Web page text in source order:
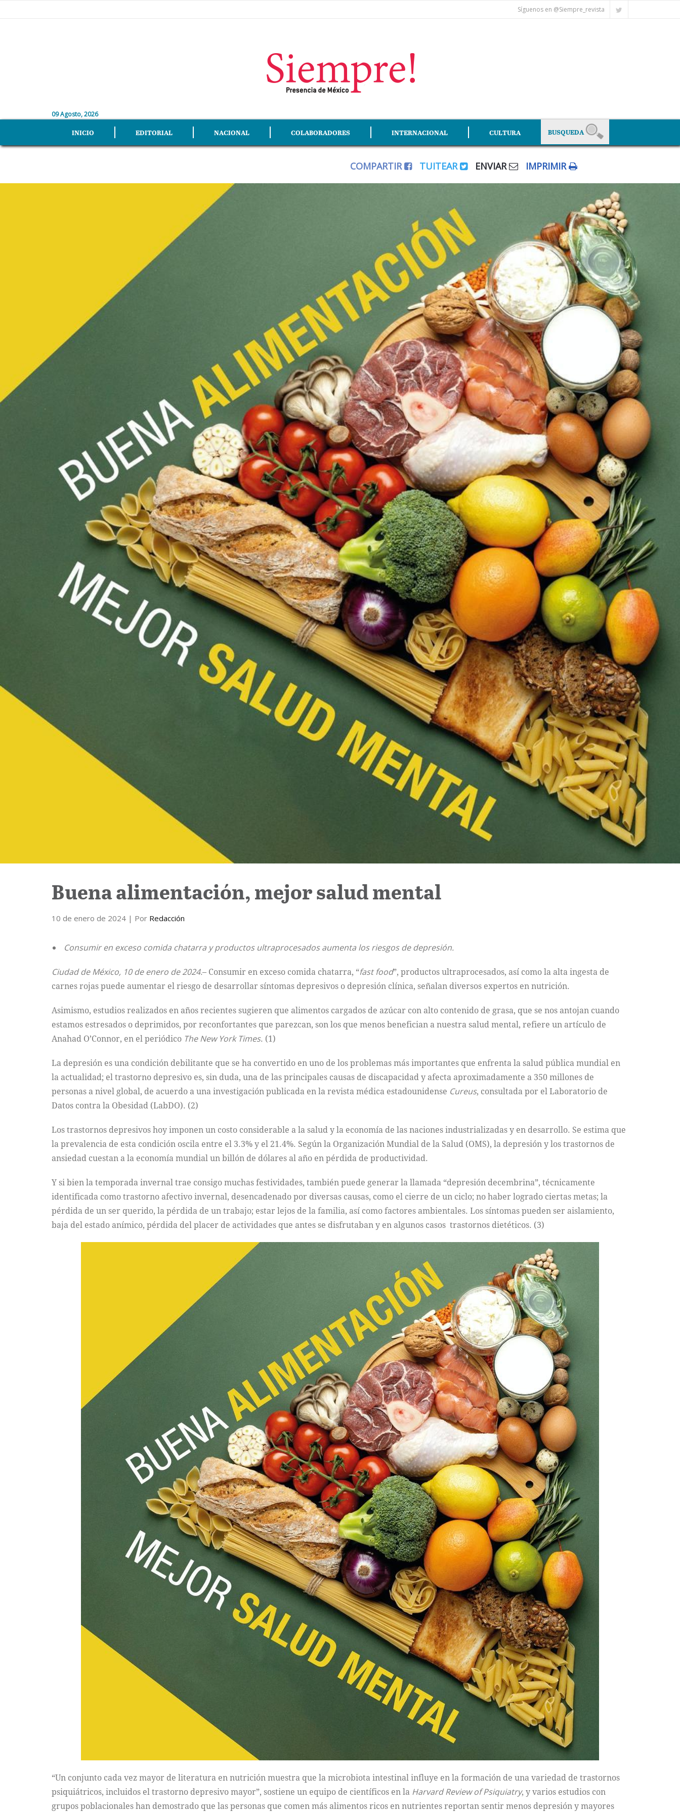
Síguenos en @Siempre_revista
09 Agosto, 2026
INICIO EDITORIAL NACIONAL COLABORADORES INTERNACIONAL CULTURA
COMPARTIR TUITEAR ENVIAR IMPRIMIR
Buena alimentación, mejor salud mental
10 de enero de 2024 | Por Redacción
Consumir en exceso comida chatarra y productos ultraprocesados aumenta los riesgos de depresión.
Ciudad de México, 10 de enero de 2024.– Consumir en exceso comida chatarra, “fast food”, productos ultraprocesados, así como la alta ingesta de
carnes rojas puede aumentar el riesgo de desarrollar síntomas depresivos o depresión clínica, señalan diversos expertos en nutrición.
Asimismo, estudios realizados en años recientes sugieren que alimentos cargados de azúcar con alto contenido de grasa, que se nos antojan cuando
estamos estresados o deprimidos, por reconfortantes que parezcan, son los que menos benefician a nuestra salud mental, refiere un artículo de
Anahad O’Connor, en el periódico The New York Times. (1)
La depresión es una condición debilitante que se ha convertido en uno de los problemas más importantes que enfrenta la salud pública mundial en
la actualidad; el trastorno depresivo es, sin duda, una de las principales causas de discapacidad y afecta aproximadamente a 350 millones de
personas a nivel global, de acuerdo a una investigación publicada en la revista médica estadounidense Cureus, consultada por el Laboratorio de
Datos contra la Obesidad (LabDO). (2)
Los trastornos depresivos hoy imponen un costo considerable a la salud y la economía de las naciones industrializadas y en desarrollo. Se estima que
la prevalencia de esta condición oscila entre el 3.3% y el 21.4%. Según la Organización Mundial de la Salud (OMS), la depresión y los trastornos de
ansiedad cuestan a la economía mundial un billón de dólares al año en pérdida de productividad.
Y si bien la temporada invernal trae consigo muchas festividades, también puede generar la llamada “depresión decembrina”, técnicamente
identificada como trastorno afectivo invernal, desencadenado por diversas causas, como el cierre de un ciclo; no haber logrado ciertas metas; la
pérdida de un ser querido, la pérdida de un trabajo; estar lejos de la familia, así como factores ambientales. Los síntomas pueden ser aislamiento,
baja del estado anímico, pérdida del placer de actividades que antes se disfrutaban y en algunos casos trastornos dietéticos. (3)
“Un conjunto cada vez mayor de literatura en nutrición muestra que la microbiota intestinal influye en la formación de una variedad de trastornos
psiquiátricos, incluidos el trastorno depresivo mayor”, sostiene un equipo de científicos en la Harvard Review of Psiquiatry, y varios estudios con
grupos poblacionales han demostrado que las personas que comen más alimentos ricos en nutrientes reportan sentir menos depresión y mayores